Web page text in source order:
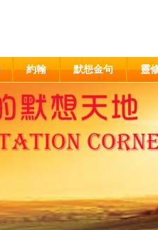
約翰 默想金句 靈